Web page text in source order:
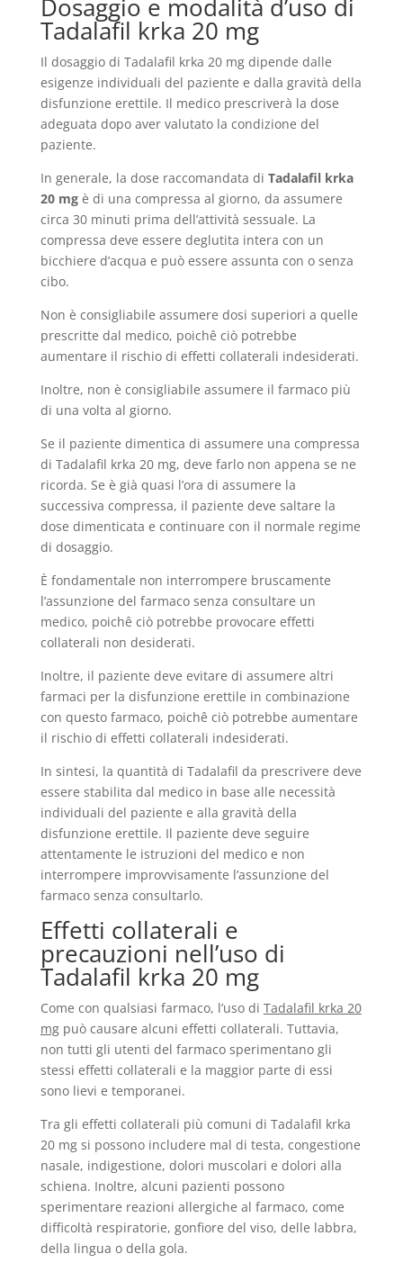
Dosaggio e modalità d’uso di
Tadalafil krka 20 mg
Il dosaggio di Tadalafil krka 20 mg dipende dalle
esigenze individuali del paziente e dalla gravità della
disfunzione erettile. Il medico prescriverà la dose
adeguata dopo aver valutato la condizione del
paziente.
In generale, la dose raccomandata di Tadalafil krka
20 mgè di una compressa al giorno, da assumere
circa 30 minuti prima dell’attività sessuale. La
compressa deve essere deglutita intera con un
bicchiere d’acqua e può essere assunta con o senza
cibo.
Non è consigliabile assumere dosi superiori a quelle
prescritte dal medico, poichê ciò potrebbe
aumentare il rischio di effetti collaterali indesiderati.
Inoltre, non è consigliabile assumere il farmaco più
di una volta al giorno.
Se il paziente dimentica di assumere una compressa
di Tadalafil krka 20 mg, deve farlo non appena se ne
ricorda. Se è già quasi l’ora di assumere la
successiva compressa, il paziente deve saltare la
dose dimenticata e continuare con il normale regime
di dosaggio.
È fondamentale non interrompere bruscamente
l’assunzione del farmaco senza consultare un
medico, poichê ciò potrebbe provocare effetti
collaterali non desiderati.
Inoltre, il paziente deve evitare di assumere altri
farmaci per la disfunzione erettile in combinazione
con questo farmaco, poichê ciò potrebbe aumentare
il rischio di effetti collaterali indesiderati.
In sintesi, la quantità di Tadalafil da prescrivere deve
essere stabilita dal medico in base alle necessità
individuali del paziente e alla gravità della
disfunzione erettile. Il paziente deve seguire
attentamente le istruzioni del medico e non
interrompere improvvisamente l’assunzione del
farmaco senza consultarlo.
Effetti collaterali e
precauzioni nell’uso di
Tadalafil krka 20 mg
Come con qualsiasi farmaco, l’uso di Tadalafil krka 20
mgpuò causare alcuni effetti collaterali. Tuttavia,
non tutti gli utenti del farmaco sperimentano gli
stessi effetti collaterali e la maggior parte di essi
sono lievi e temporanei.
Tra gli effetti collaterali più comuni di Tadalafil krka
20 mg si possono includere mal di testa, congestione
nasale, indigestione, dolori muscolari e dolori alla
schiena. Inoltre, alcuni pazienti possono
sperimentare reazioni allergiche al farmaco, come
difficoltà respiratorie, gonfiore del viso, delle labbra,
della lingua o della gola.